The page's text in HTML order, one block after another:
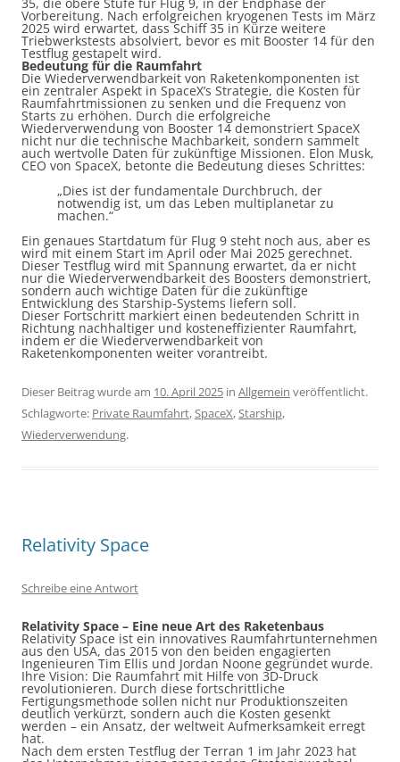
Vorbereitung. Nach erfolgreichen kryogenen Tests im März
2025 wird erwartet, dass Schiff 35 in Kürze weitere
Triebwerkstests absolviert, bevor es mit Booster 14 für den
Testflug gestapelt wird.
Bedeutung für die Raumfahrt
Die Wiederverwendbarkeit von Raketenkomponenten ist
ein zentraler Aspekt in SpaceX’s Strategie, die Kosten für
Raumfahrtmissionen zu senken und die Frequenz von
Starts zu erhöhen. Durch die erfolgreiche
Wiederverwendung von Booster 14 demonstriert SpaceX
nicht nur die technische Machbarkeit, sondern sammelt
auch wertvolle Daten für zukünftige Missionen. Elon Musk,
CEO von SpaceX, betonte die Bedeutung dieses Schrittes:
„Dies ist der fundamentale Durchbruch, der
notwendig ist, um das Leben multiplanetar zu
machen.“
Ein genaues Startdatum für Flug 9 steht noch aus, aber es
wird mit einem Start im April oder Mai 2025 gerechnet.
Dieser Testflug wird mit Spannung erwartet, da er nicht
nur die Wiederverwendbarkeit des Boosters demonstriert,
sondern auch wichtige Daten für die zukünftige
Entwicklung des Starship-Systems liefern soll.​
Dieser Fortschritt markiert einen bedeutenden Schritt in
Richtung nachhaltiger und kosteneffizienter Raumfahrt,
indem er die Wiederverwendbarkeit von
Raketenkomponenten weiter vorantreibt.
Dieser Beitrag wurde am 10. April 2025 in Allgemein veröffentlicht.
Schlagworte: Private Raumfahrt,SpaceX,Starship,
Wiederverwendung.
Relativity Space
Schreibe eine Antwort
Relativity Space – Eine neue Art des Raketenbaus
Relativity Space ist ein innovatives Raumfahrtunternehmen
aus den USA, das 2015 von den beiden engagierten
Ingenieuren Tim Ellis und Jordan Noone gegründet wurde.
Ihre Vision: Die Raumfahrt mit Hilfe von 3D-Druck
revolutionieren. Durch diese fortschrittliche
Fertigungsmethode sollen nicht nur Produktionszeiten
deutlich verkürzt, sondern auch die Kosten gesenkt
werden – ein Ansatz, der weltweit Aufmerksamkeit erregt
hat.
Nach dem ersten Testflug der Terran 1 im Jahr 2023 hat